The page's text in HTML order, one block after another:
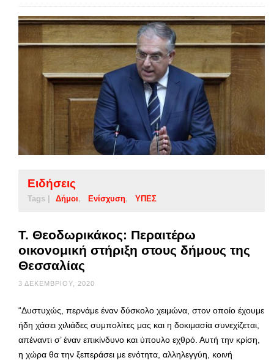
Ειδήσεις
Tags | Δήμοι Ενίσχυση ΥΠΕΣ
Τ. Θεοδωρικάκος: Περαιτέρω
οικονομική στήριξη στους δήμους της
Θεσσαλίας
3 ΔΕΚΕΜΒΡΊΟΥ, 2020
“Δυστυχώς, περνάμε έναν δύσκολο χειμώνα, στον οποίο έχουμε
ήδη χάσει χιλιάδες συμπολίτες μας και η δοκιμασία συνεχίζεται,
απέναντι σ’ έναν επικίνδυνο και ύπουλο εχθρό. Αυτή την κρίση,
η χώρα θα την ξεπεράσει με ενότητα, αλληλεγγύη, κοινή